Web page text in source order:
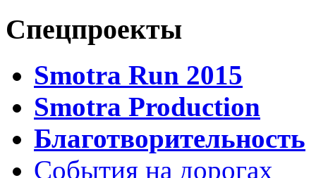
Спецпроекты
Smotra Run 2015
Smotra Production
Благотворительность
События на дорогах